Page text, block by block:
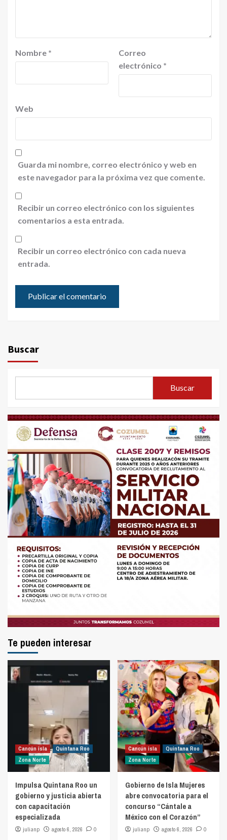
Nombre *
Correo
electrónico *
Web
Guarda mi nombre, correo electrónico y web en
este navegador para la próxima vez que comente.
Recibir un correo electrónico con los siguientes
comentarios a esta entrada.
Recibir un correo electrónico con cada nueva
entrada.
Buscar
Buscar
Te pueden interesar
Cancún isla
Quintana Roo
Zona Norte
Impulsa Quintana Roo un
gobierno y justicia abierta
con capacitación
especializada
julianp agosto 6, 2026 0
Cancún isla
Quintana Roo
Zona Norte
Gobierno de Isla Mujeres
abre convocatoria para el
concurso “Cántale a
México con el Corazón”
julianp agosto 6, 2026 0